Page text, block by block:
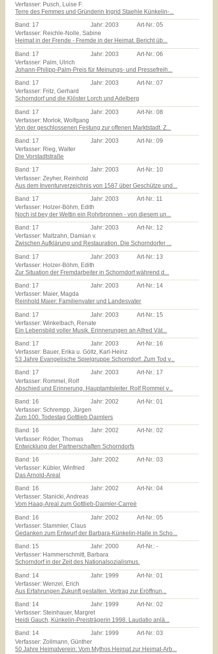
Verfasser: Pusch, Luise F.
Terre des Femmes und Gründerin Ingrid Staehle Künkelin-...
Band: 17 Jahr:2003 Art-Nr.:05
Verfasser: Reichle-Nolle, Sabine
Heimat in der Frende - Fremde in der Heimat. Bericht üb...
Band: 17 Jahr: 2003 Art-Nr.:06
Verfasser: Palm, Ulrich
Johann-Philipp-Palm-Preis für Meinungs- und Pressefreih...
Band: 17 Jahr:2003 Art-Nr.:07
Verfasser: Fritz, Gerhard
Schorndorf und die Klöster Lorch und Adelberg
Band: 17 Jahr: 2003 Art-Nr.:08
Verfasser: Morlok, Wolfgang
Von der geschlossenen Festung zur offenen Marktstadt. Z...
Band: 17 Jahr:2003 Art-Nr.:09
Verfasser: Rieg, Walter
Die Vorstadtstraße
Band: 17 Jahr:2003 Art-Nr.: 10
Verfasser: Zeyher, Reinhold
Aus dem Inventurverzeichnis von 1587 über Geschütze und...
Band: 17 Jahr:2003 Art-Nr.: 11
Verfasser: Holzer-Böhm, Edith
Noch ist bey der Wettin ein Rohrbronnen - von diesem un...
Band: 17 Jahr:2003 Art-Nr.: 12
Verfasser: Maltzahn, Damian v.
Zwischen Aufklärung und Restauration. Die Schorndorfer ...
Band: 17 Jahr: 2003 Art-Nr.: 13
Verfasser: Holzer-Böhm, Edith
Zur Situation der Fremdarbeiter in Schorndorf während d...
Band: 17 Jahr:2003 Art-Nr.: 14
Verfasser: Maier, Magda
Reinhold Maier: Familienvater und Landesvater
Band: 17 Jahr: 2003 Art-Nr.: 15
Verfasser: Winkelbach, Renate
Ein Lebensbild voller Musik. Erinnerungen an Alfred Vät...
Band: 17 Jahr:2003 Art-Nr.: 16
Verfasser: Bauer, Erika u. Göltz, Karl-Heinz
53 Jahre Evangelische Spielgruppe Schorndorf. Zum Tod v...
Band: 17 Jahr:2003 Art-Nr.: 17
Verfasser: Rommel, Rolf
Abschied und Erinnerung. Hauptamtsleiter. Rolf Rommel v...
Band: 16 Jahr:2002 Art-Nr.:01
Verfasser: Schrempp, Jürgen
Zum 100. Todestag Gottlieb Daimlers
Band: 16 Jahr:2002 Art-Nr.:02
Verfasser: Röder, Thomas
Entwicklung der Partnerschaften Schorndorfs
Band: 16 Jahr: 2002 Art-Nr.:03
Verfasser: Kübler, Winfried
Das Arnold-Areal
Band: 16 Jahr:2002 Art-Nr.:04
Verfasser: Stanicki, Andreas
Vom Haag-Areal zum Gottlieb-Daimler-Carreè
Band: 16 Jahr: 2002 Art-Nr.:05
Verfasser: Stammler, Claus
Gedanken zum Entwurf der Barbara-Künkelin-Halle in Scho...
Band: 15 Jahr:2000 Art-Nr.:-
Verfasser: Hammerschmitt, Barbara
Schorndorf in der Zeit des Nationalsozialismus.
Band: 14 Jahr: 1999 Art-Nr.:01
Verfasser: Wenzel, Erich
Aus Erfahrungen Zukunft gestalten. Vortrag zur Eröffnun...
Band: 14 Jahr: 1999 Art-Nr.:02
Verfasser: Steinhauer, Margret
Heidi Gauch, Künkelin-Preisträgerin 1998. Laudatio anlä...
Band: 14 Jahr: 1999 Art-Nr.:03
Verfasser: Zollmann, Günther
50 Jahre Heimatverein: Vom Mythos Heimat zur Heimat-Arb...